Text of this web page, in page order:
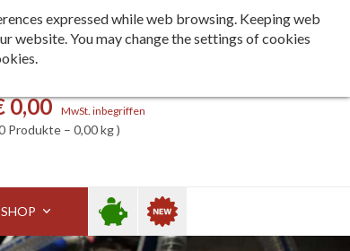
ita engdeu
0,00 MwSt. inbegriffen
Produkte – 0,00 kg
Angebot
Neuheiten
expressed while web browsing. Keeping web
website. You may change the settings of cookies